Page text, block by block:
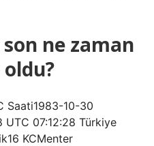
ne zaman
Saati1983-10-30
UTC 07:12:28 Türkiye
KCMenter